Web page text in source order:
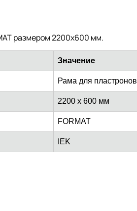
размером 2200х600 мм.
Значение
Рама для пластронов
2200 x 600 мм
FORMAT
IEK